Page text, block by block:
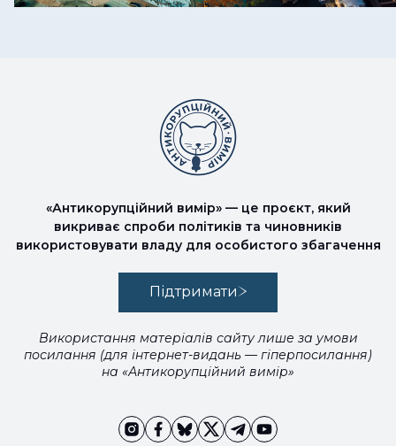
«Антикорупційний вимір» — це проєкт, який
викриває спроби політиків та чиновників
використовувати владу для особистого збагачення
Підтримати
Використання матеріалів сайту лише за умови
посилання (для інтернет-видань — гіперпосилання)
на «Антикорупційний вимір»